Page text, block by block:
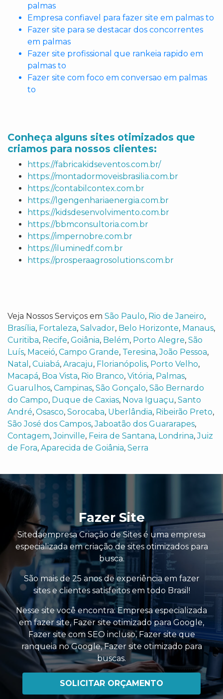
palmas
Empresa confiavel para fazer site em palmas to
Fazer site para se destacar dos concorrentes
em palmas
Fazer site profissional que rankeia rapido em
palmas to
Fazer site com foco em conversao em palmas
to
Conheça alguns sites otimizados que
criamos para nossos clientes:
https://fabricakidseventos.com.br/
https://montadormoveisbrasilia.com.br
https://contabilcontex.com.br
https://lgengenhariaenergia.com.br
https://kidsdesenvolvimento.com.br
https://bbmconsultoria.com.br
https://impernobre.com.br
https://iluminedf.com.br
https://prosperaagrosolutions.com.br
Veja Nossos Serviços em São Paulo, Rio de Janeiro,
Brasília, Fortaleza, Salvador, Belo Horizonte, Manaus,
Curitiba, Recife, Goiânia, Belém, Porto Alegre, São
Luís, Maceió, Campo Grande, Teresina,João Pessoa,
Natal , Cuiabá, Aracaju, Florianópolis, Porto Velho,
Macapá, Boa Vista, Rio Branco, Vitória, Palmas,
Guarulhos, Campinas, São Gonçalo, São Bernardo
do Campo, Duque de Caxias, Nova Iguaçu, Santo
André, Osasco, Sorocaba, Uberlândia, Ribeirão Preto,
São José dos Campos,Jaboatão dos Guararapes,
Contagem,Joinville, Feira de Santana, Londrina,Juiz
de Fora, Aparecida de Goiânia, Serra
Fazer Site
Sitedaempresa Criação de Sites é uma empresa
especializada em criação de sites otimizados para
busca.
São mais de 25 anos de experiência em fazer
sites e clientes satisfeitos em todo Brasil!
Nesse site você encontra:Empresa especializada
em fazer site,Fazer site otimizado para Google,
Fazer site com SEO incluso, Fazer site que
ranqueia no Google,Fazer site otimizado para
buscas.
SOLICITAR ORÇAMENTO